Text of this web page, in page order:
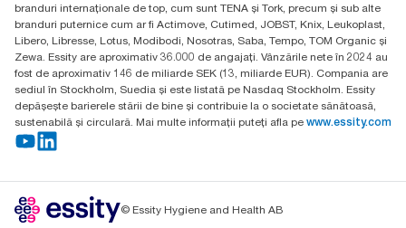
branduri internaționale de top, cum sunt TENA și Tork, precum și sub alte
branduri puternice cum ar fi Actimove, Cutimed, JOBST, Knix, Leukoplast,
Libero, Libresse, Lotus, Modibodi, Nosotras, Saba, Tempo, TOM Organic și
Zewa. Essity are aproximativ 36.000 de angajați. Vânzările nete în 2024 au
fost de aproximativ 146 de miliarde SEK (13, miliarde EUR). Compania are
sediul în Stockholm, Suedia și este listată pe Nasdaq Stockholm. Essity
depășește barierele stării de bine și contribuie la o societate sănătoasă,
sustenabilă și circulară. Mai multe informații puteți afla pe www.essity.com
© Essity Hygiene and Health AB